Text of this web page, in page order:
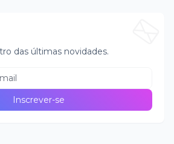
das últimas novidades.